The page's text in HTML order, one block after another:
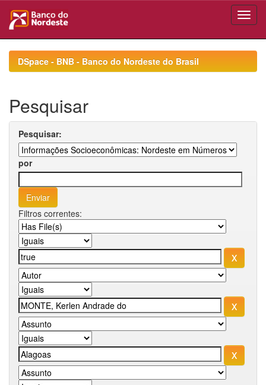
navigationDSpace - BNB - Banco do Nordeste do Brasil
Pesquisar
Pesquisar:
por
Filtros correntes: